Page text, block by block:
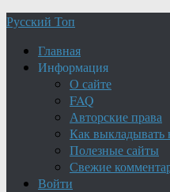
Русский Топ
Главная
Информация
О сайте
FAQ
Авторские права
Как выкладывать
Полезные сайты
Свежие
Войти